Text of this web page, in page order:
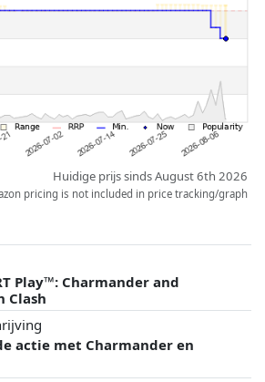
enkele invoed op. Alleen bij gelijke prijzen
de volgorde beïnvloeden.
Huidige prijs sinds August 6th 2026
pricing is not included in price tracking/graph
Play™: Charmander and
Clash
actie met Charmander en